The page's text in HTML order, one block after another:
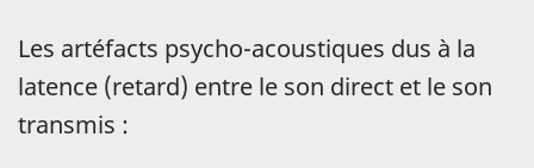
Les artéfacts psycho-acoustiques dus à la
latence (retard) entre le son direct et le son
transmis :